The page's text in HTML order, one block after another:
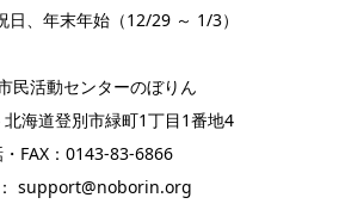
年末年始（12/29 ～ 1/3）
民活動センターのぼりん
海道登別市緑町1丁目1番地4
・FAX：0143-83-6866
support@noborin.org